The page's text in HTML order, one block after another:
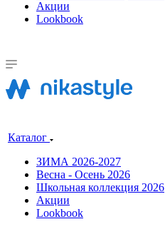
Акции
Lookbook
Каталог
ЗИМА 2026-2027
Весна - Осень 2026
Школьная коллекция 2026
Акции
Lookbook